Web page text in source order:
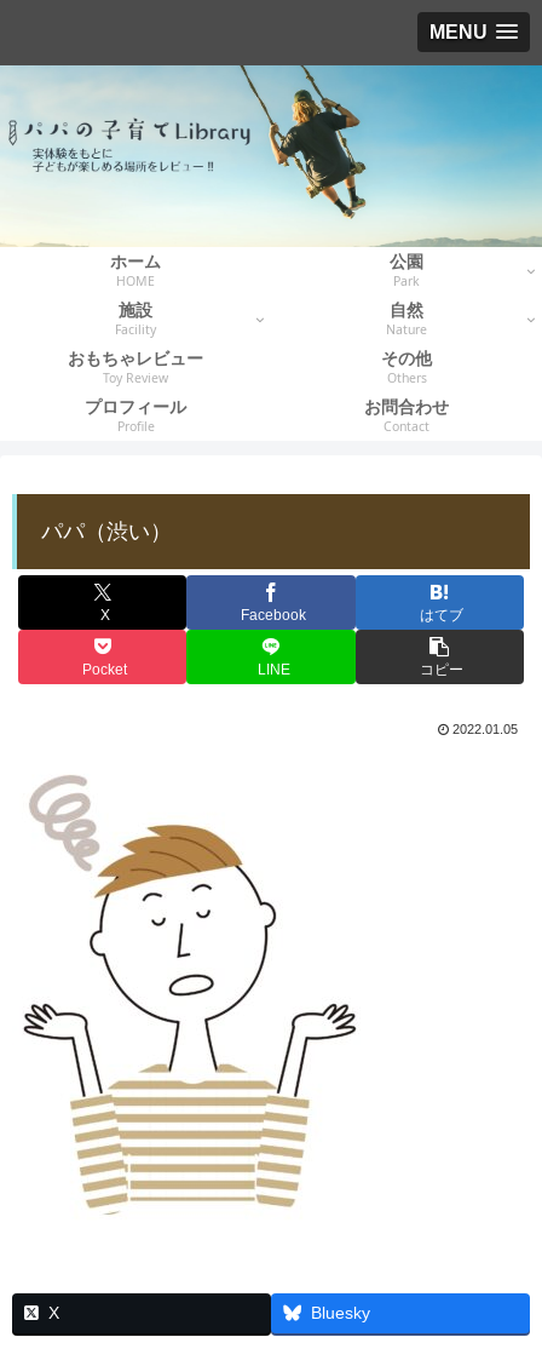
MENU
ホーム
HOME
公園
Park
施設
Facility
自然
Nature
おもちゃレビュー
Toy Review
その他
Others
プロフィール
Profile
お問合わせ
Contact
パパ（渋い）
X Facebook はてブ
Pocket LINE コピー
2022.01.05
X Bluesky